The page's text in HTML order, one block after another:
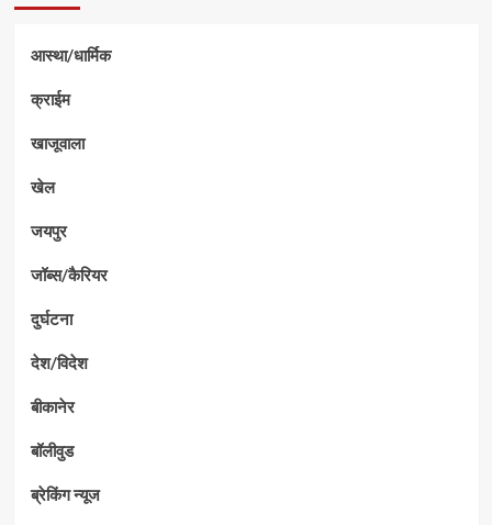
आस्था/धार्मिक
क्राईम
खाजूवाला
खेल
जयपुर
जॉब्स/कैरियर
दुर्घटना
देश/विदेश
बीकानेर
बॉलीवुड
ब्रेकिंग न्यूज